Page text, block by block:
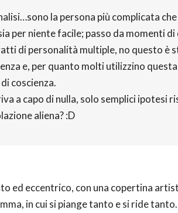
la persona più complicata
per niente facile; passo da momenti
di personalità multiple, no questo è
e, per quanto molti utilizzino
coscienza.
a capo di nulla, solo semplici ipotesi
aliena? :D
ed eccentrico, con una copertina
in cui si piange tanto e si ride tanto.